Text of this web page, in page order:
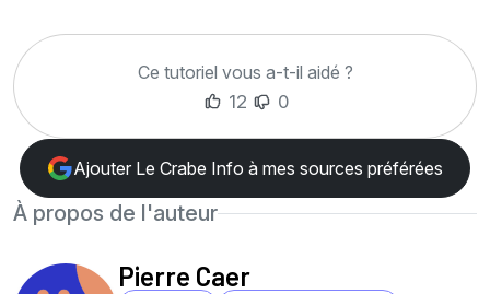
Ce tutoriel vous a-t-il aidé ?
12
0
Ajouter Le Crabe Info à mes sources préférées
À propos de l'auteur
Pierre Caer